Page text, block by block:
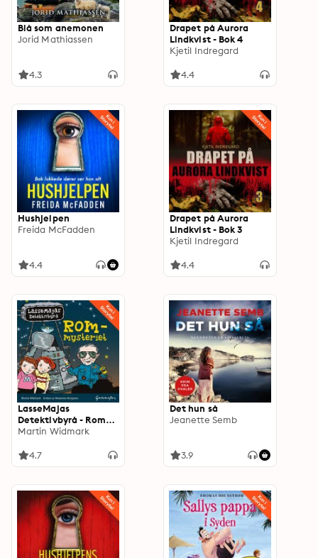
Blå som anemonen
Jorid Mathiassen
4.3
Drapet på Aurora
Lindkvist - Bok 4
Kjetil Indregard
4.4
Hushjelpen
Freida McFadden
4.4
Drapet på Aurora
Lindkvist - Bok 3
Kjetil Indregard
4.4
LasseMajas
Detektivbyrå - Rom-
mysteriet
Martin Widmark
4.7
Det hun så
Jeanette Semb
3.9